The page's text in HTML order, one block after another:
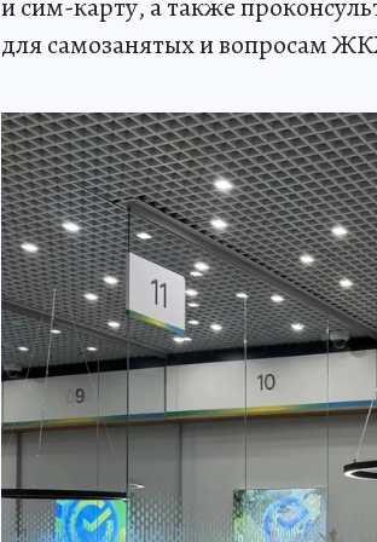
и сим-карту, а также
для самозанятых и вопросам